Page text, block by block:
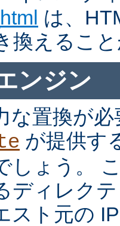
は、
換えるこ
ンジン
な置換が
が提供す
しょう。
ディレク
スト元の